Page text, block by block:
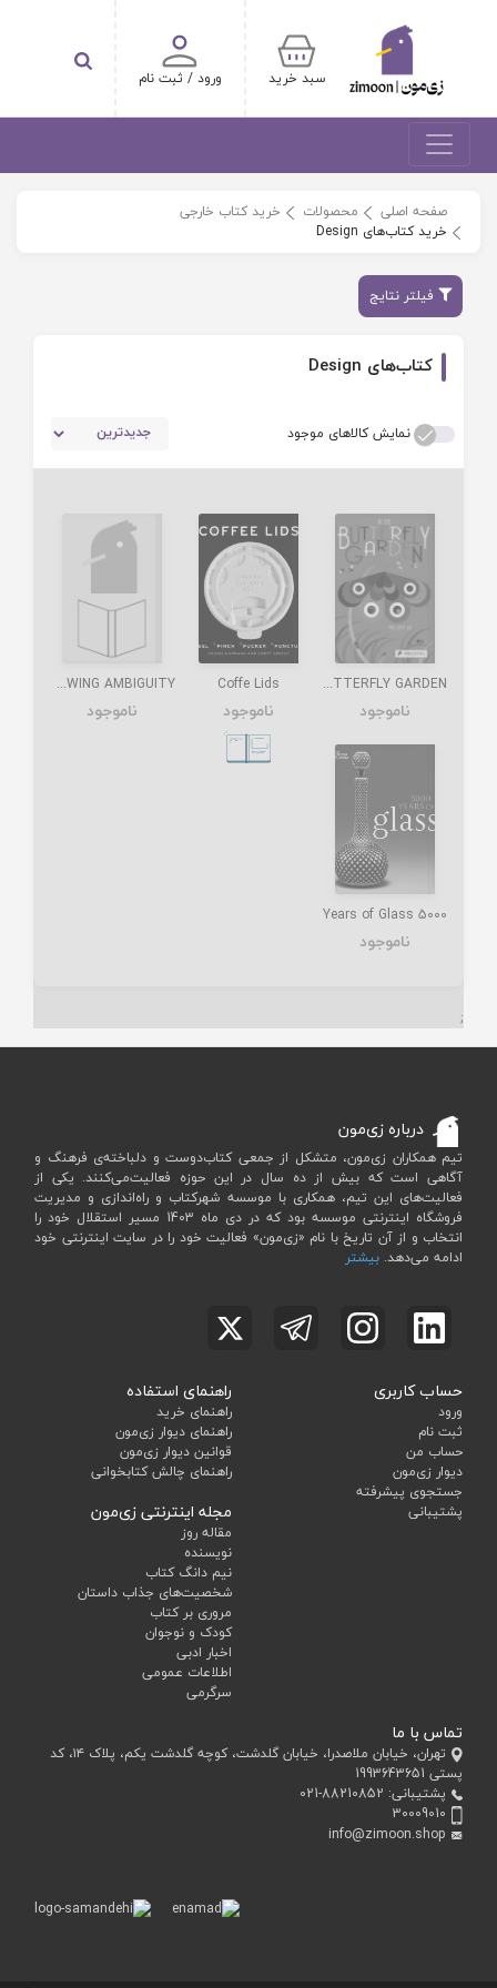
ورود / ثبت نام سبد خرید
صفحه اصلی محصولات
خرید کتاب خارجی
خرید کتاب‌های Design
فیلتر نتایج
کتاب‌های Design
نمایش کالاهای موجود
IN THE BUTTERFLY GARDEN
ناموجود
Coffe Lids
ناموجود
DRAWING AMBIGUITY
ناموجود
5000 Years of Glass
ناموجود
;
درباره زی‌مون
تیم همکاران زی‌مون، متشکل از جمعی کتاب‌دوست و دلباخته‌ی فرهنگ و
آگاهی است که بیش از ده سال در این حوزه فعالیت‌می‌کنند. یکی از
فعالیت‌های این تیم، همکاری با موسسه شهرکتاب و راه‌اندازی و مدیریت
فروشگاه اینترنتی موسسه بود که در دی ماه 1403 مسیر استقلال خود را
انتخاب و از آن تاریخ با نام «زی‌مون» فعالیت خود را در سایت اینترنتی خود
ادامه می‌دهد. بیشتر
حساب کاربری
ورود
ثبت نام
حساب من
دیوار زی‌مون
جستجوی پیشرفته
پشتیبانی
راهنمای استفاده
راهنمای خرید
راهنمای دیوار زی‌مون
قوانین دیوار زی‌مون
راهنمای چالش کتابخوانی
مجله اینترنتی زی‌مون
مقاله روز
نویسنده
نیم دانگ کتاب
شخصیت‌های جذاب داستان
مروری بر کتاب
کودک و نوجوان
اخبار ادبی
اطلاعات عمومی
سرگرمی
تماس با ما
تهران، خیابان ملاصدرا، خیابان گلدشت، کوچه گلدشت یکم، پلاک ۱۴، کد
پستی 1993643651
پشتیبانی: 021-88210852
30009010
info@zimoon.shop